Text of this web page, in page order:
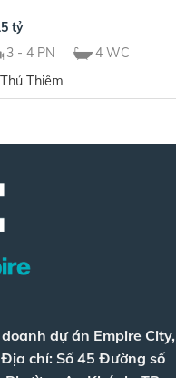
tỷ
3 - 4 PN
4 WC
Thiêm
dự án Empire City,
Địa chỉ: Số 45 Đường số